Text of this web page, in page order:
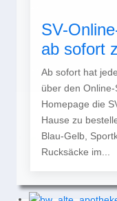
SV-
ab sofort
Ab sofort hat
über den
Homepage die
Hause zu
Blau-Gelb,
Rucksäcke im...